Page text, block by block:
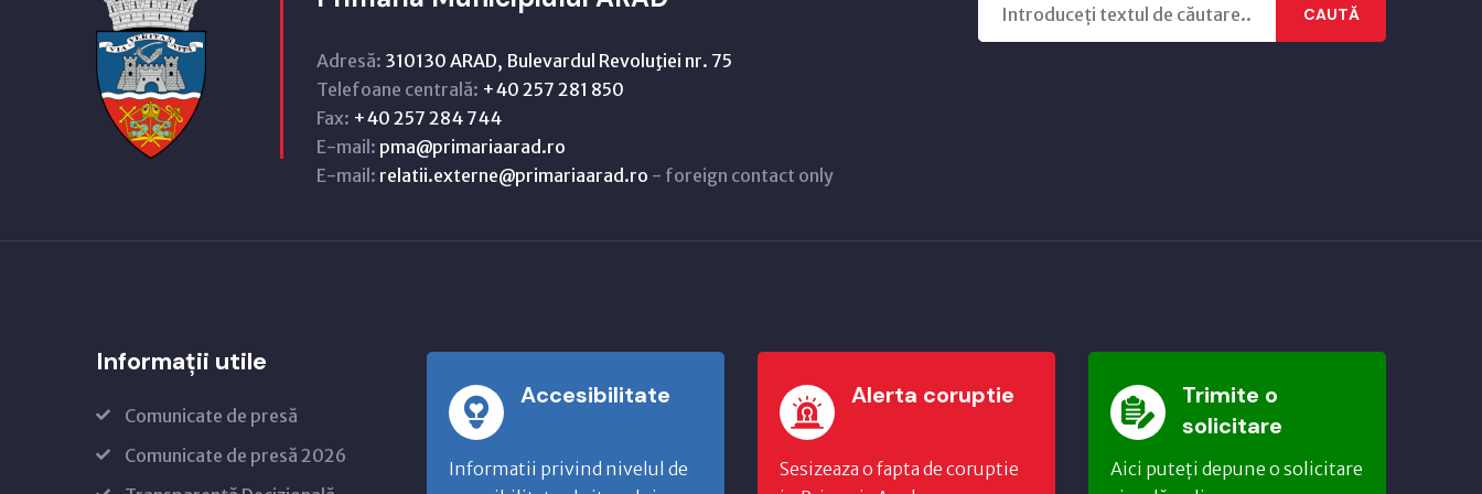
Adresă: 310130 ARAD, Bulevardul Revoluţiei nr. 75
Telefoane centrală: +40 257 281 850
Fax: +40 257 284 744
E-mail: pma@primariaarad.ro
E-mail: relatii.externe@primariaarad.ro - foreign contact only
CAUTĂ
Informații utile
Comunicate de presă
Comunicate de presă 2026
Accesibilitate
Informatii privind nivelul de
Alerta coruptie
Sesizeaza o fapta de coruptie
Trimite o
solicitare
Aici puteți depune o solicitare